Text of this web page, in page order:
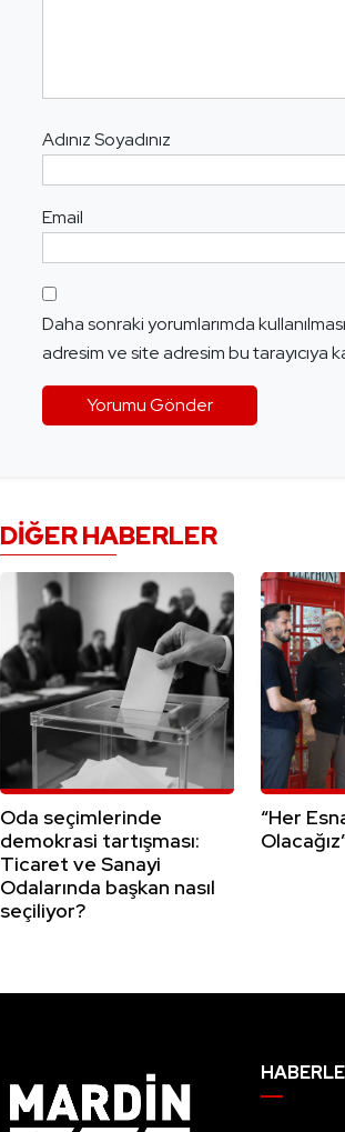
Adınız Soyadınız
Email
Daha sonraki yorumlarımda
adresim ve site adresim bu tarayıcıya
DIĞER HABERLER
Oda seçimlerinde
demokrasi tartışması:
Ticaret ve Sanayi
Odalarında başkan nasıl
seçiliyor?
“Her